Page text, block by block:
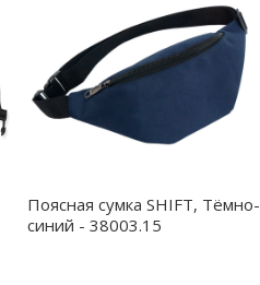
Поясная сумка SHIFT, Тёмно-
синий - 38003.15